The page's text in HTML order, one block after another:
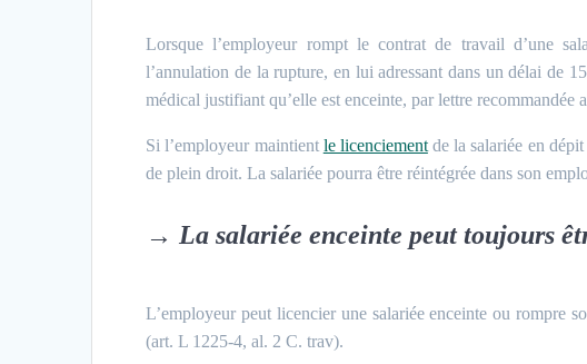
Lorsque l’employeur rompt le contrat de travail d’une
l’annulation de la rupture, en lui adressant dans un délai de
médical justifiant qu’elle est enceinte, par lettre
Si l’employeur maintient le licenciementde la salariée en
de plein droit. La salariée pourra être réintégrée dans son
→La salariée enceinte peut toujours
L’employeur peut licencier une salariée enceinte ou rompre
(art. L 1225-4, al. 2 C. trav).